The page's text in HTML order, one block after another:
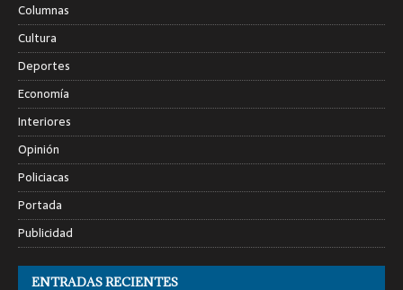
Columnas
Cultura
Deportes
Economía
Interiores
Opinión
Policiacas
Portada
Publicidad
ENTRADAS RECIENTES